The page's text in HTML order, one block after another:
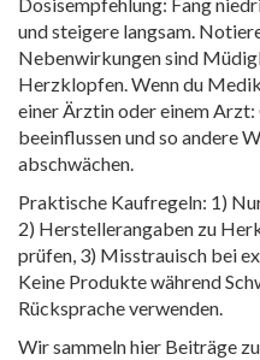
und steigere langsam.
Nebenwirkungen sind
Herzklopfen. Wenn du
einer Ärztin oder einem
beeinflussen und so andere
abschwächen.
Praktische Kaufregeln: 1)
2) Herstellerangaben zu
prüfen, 3) Misstrauisch bei
Keine Produkte während
Rücksprache verwenden.
Wir sammeln hier Beiträge